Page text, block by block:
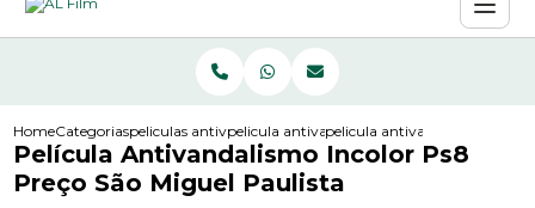
HomeCategoriaspeliculas antivandalismopelicula antivandalismo 3m
pelicula antivandalismo
Película Antivandalismo Incolor Ps8
Preço São Miguel Paulista